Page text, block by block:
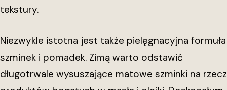
tekstury.
Niezwykle istotna jest także pielęgnacyjna formuła
szminek i pomadek. Zimą warto odstawić
długotrwale wysuszające matowe szminki na rzecz